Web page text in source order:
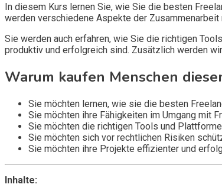
In diesem Kurs lernen Sie, wie Sie die besten
werden verschiedene Aspekte der
Sie werden auch erfahren, wie Sie die richtigen
produktiv und erfolgreich sind. Zusätzlich werden
Warum kaufen Menschen
Sie möchten lernen, wie sie die besten
Sie möchten ihre Fähigkeiten im Umgang mit
Sie möchten die richtigen Tools und
Sie möchten sich vor rechtlichen Risiken
Sie möchten ihre Projekte effizienter und
Inhalte: